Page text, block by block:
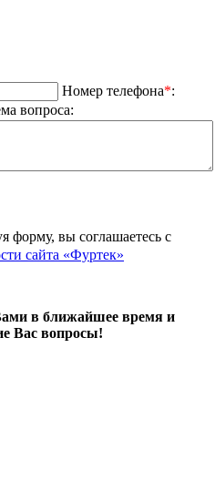
Номер телефона*:
вопроса:
форму, вы соглашаетесь с
сайта «Фуртек»
в ближайшее время и
Вас вопросы!